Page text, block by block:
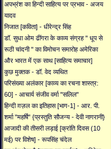
अपभ्रंश का हिन्दी साहित्य पर प्रभाव - अजय
यादव
निजात [कविता] - धीरेन्द्र सिंह
डॉ. सुधा ओम ढींगरा के काव्य संग्रह '' धूप से
रूठी चांदनी '' का विमोचन समारोह अमेरिका
और भारत में एक साथ [साहित्य समाचार]
कुछ मुक्तक - डॉ. वेद व्यथित
परिसंख्या अलंकार [काव्य का रचना शास्त्र:
60] - आचार्य संजीव वर्मा "सलिल"
हिन्दी ग़ज़ल का इतिहास [भाग-1] - आर. पी.
शर्मा "महर्षि" {प्रस्तुति सौजन्य - देवी नागरानी}
आजादी की तीसरी लड़ाई [क्रांति दिवस (10
मई) पर विशेष] - रूपसिंह चंदेल